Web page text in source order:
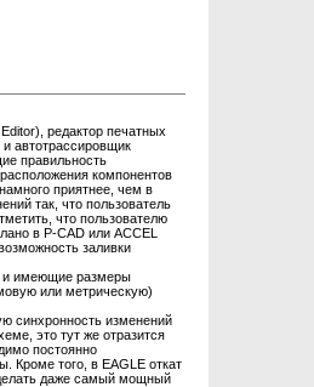
редактор печатных
автотрассировщик
правильность
компонентов
приятнее, чем в
так, что пользователь
что пользователю
в P-CAD или ACCEL
заливки
и имеющие размеры
или метрическую)
синхронность изменений
это тут же отразится
постоянно
Кроме того, в EAGLE откат
даже самый мощный